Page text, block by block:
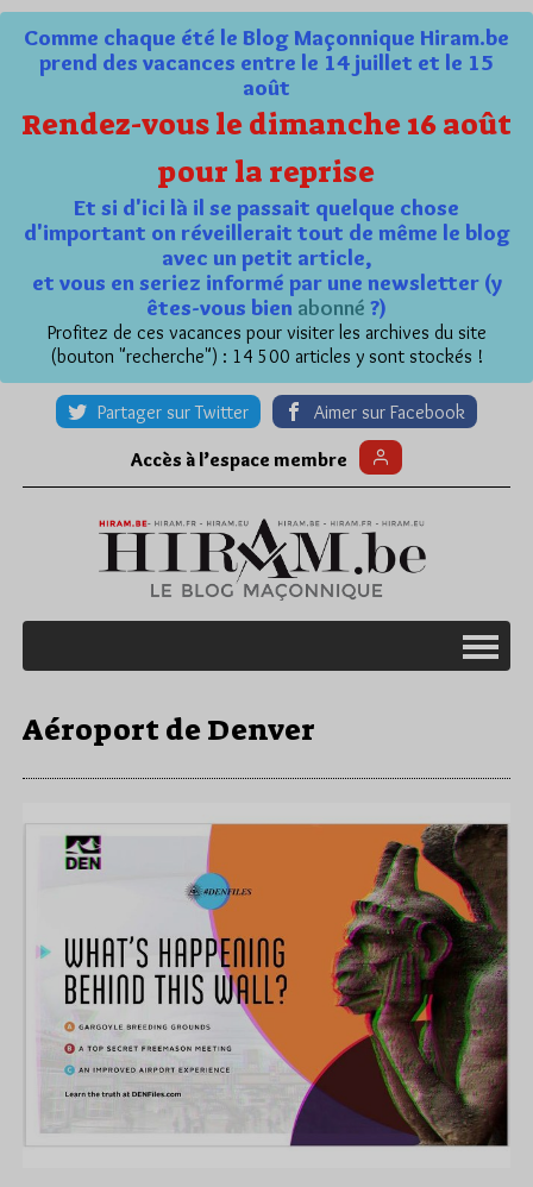
Comme chaque été le Blog Maçonnique Hiram.be
prend des vacances entre le 14 juillet et le 15
août
Rendez-vous le dimanche 16 août
pour la reprise
Et si d'ici là il se passait quelque chose
d'important on réveillerait tout de même le blog
avec un petit article,
et vous en seriez informé par une newsletter (y
êtes-vous bien abonné ?)
Profitez de ces vacances pour visiter les archives du site
(bouton "recherche") : 14 500 articles y sont stockés !
Partager sur Twitter Aimer sur Facebook
Accès à l’espace membre
Aéroport de Denver